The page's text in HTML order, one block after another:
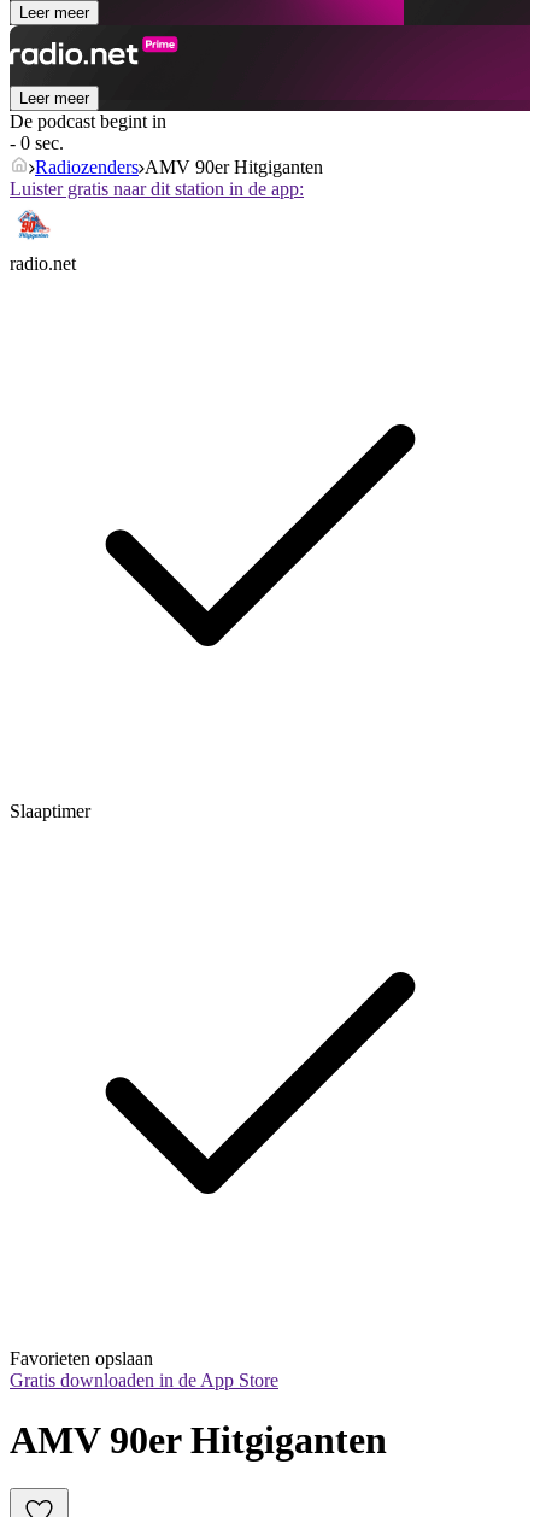
Leer meer
Leer meer
De podcast begint in
- 0 sec.
Radiozenders AMV 90er Hitgiganten
Luister gratis naar dit station in de app:
radio.net
Slaaptimer
Favorieten opslaan
Gratis downloaden in de App Store
AMV 90er Hitgiganten